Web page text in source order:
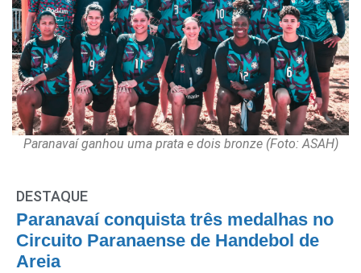
Paranavaí ganhou uma prata e dois bronze (Foto: ASAH)
DESTAQUE
Paranavaí conquista três medalhas no
Circuito Paranaense de Handebol de
Areia